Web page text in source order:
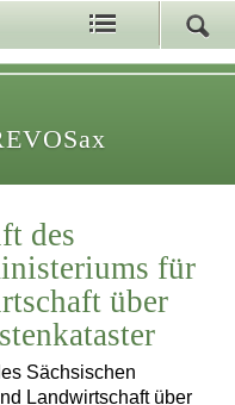
des
für
über
Sächsischen
Landwirtschaft über